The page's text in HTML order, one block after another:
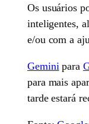
Os usuários
inteligentes,
e/ou com a
Gemini para
para mais
tarde estará